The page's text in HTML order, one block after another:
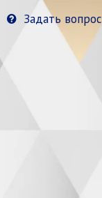
Задать вопрос